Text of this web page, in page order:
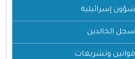
شؤون إسرائيلية
سجل الخالدين
قوانين وتشريعات